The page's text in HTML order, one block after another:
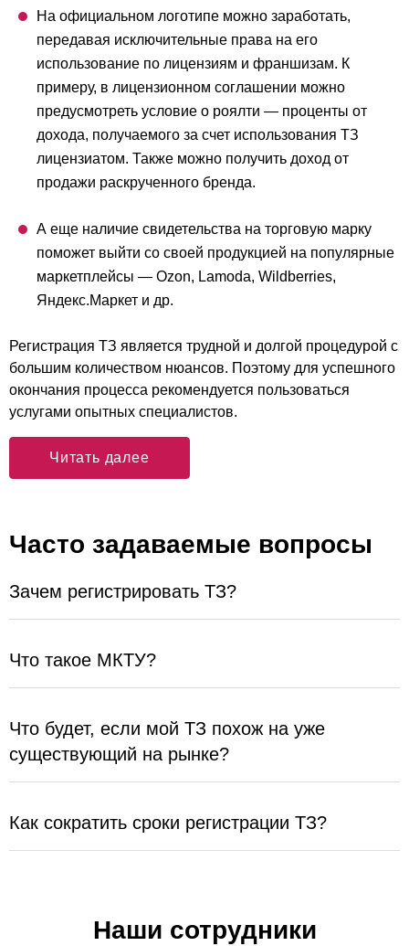
На официальном логотипе можно заработать,
передавая исключительные права на его
использование по лицензиям и франшизам. К
примеру, в лицензионном соглашении можно
предусмотреть условие о роялти — проценты от
дохода, получаемого за счет использования ТЗ
лицензиатом. Также можно получить доход от
продажи раскрученного бренда.
А еще наличие свидетельства на торговую марку
поможет выйти со своей продукцией на популярные
маркетплейсы — Ozon, Lamoda, Wildberries,
Яндекс.Маркет и др.
Регистрация ТЗ является трудной и долгой процедурой с
большим количеством нюансов. Поэтому для успешного
окончания процесса рекомендуется пользоваться
услугами опытных специалистов.
Читать далее
Часто задаваемые вопросы
Зачем регистрировать ТЗ?
Что такое МКТУ?
Что будет, если мой ТЗ похож на уже
существующий на рынке?
Как сократить сроки регистрации ТЗ?
Наши сотрудники